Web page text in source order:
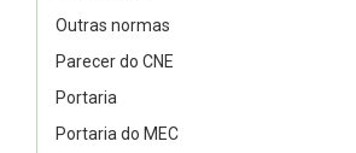
Outras normas
Parecer do CNE
Portaria
Portaria do MEC